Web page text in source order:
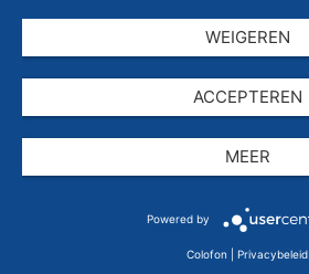
WEIGEREN
ACCEPTEREN
MEER
Powered by
Colofon Privacybeleid